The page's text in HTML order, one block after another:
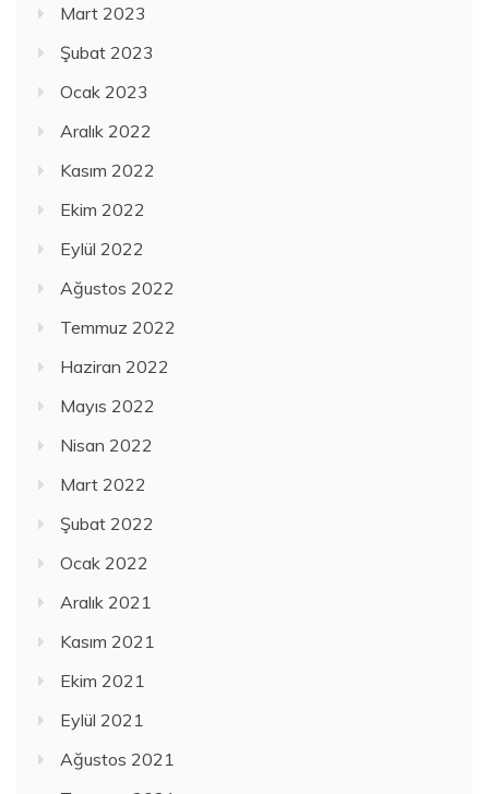
Mart 2023
Şubat 2023
Ocak 2023
Aralık 2022
Kasım 2022
Ekim 2022
Eylül 2022
Ağustos 2022
Temmuz 2022
Haziran 2022
Mayıs 2022
Nisan 2022
Mart 2022
Şubat 2022
Ocak 2022
Aralık 2021
Kasım 2021
Ekim 2021
Eylül 2021
Ağustos 2021